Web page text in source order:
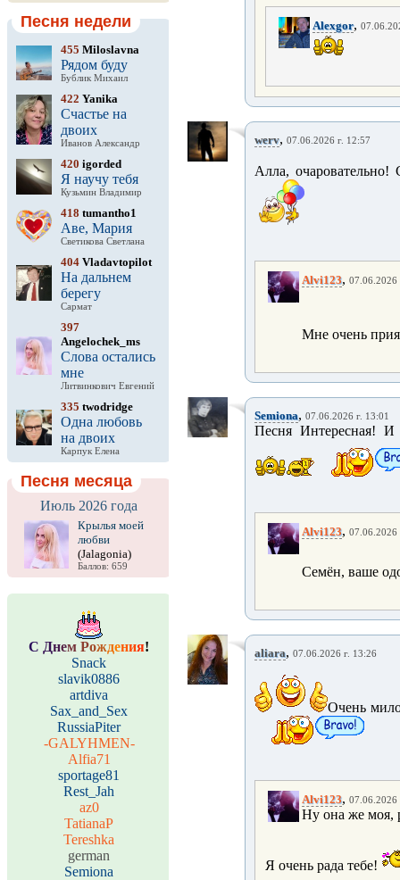
Песня недели
455 Miloslavna
Рядом буду
Бублик Михаил
422 Yanika
Счастье на
двоих
Иванов Александр
420 igorded
Я научу тебя
Кузьмин Владимир
418 tumantho1
Аве, Мария
Светикова Светлана
404 Vladavtopilot
На дальнем
берегу
Сармат
397
Angelochek_ms
Слова остались
мне
Литвинкович Евгений
335 twodridge
Одна любовь
на двоих
Карпук Елена
Песня месяца
Июль 2026 года
Крылья моей
любви
(Jalagonia)
Баллов: 659
С Днем Рождения!
Snack
slavik0886
artdiva
Sax_and_Sex
RussiaPiter
-GALYHMEN-
Alfia71
sportage81
Rest_Jah
az0
TatianaP
Tereshka
german
Semiona
Alexgor,
werv, 07.06.2026 г. 12:57
Алла,
Alvi123, 07.06.2026
Мне очень
Semiona, 07.06.2026 г. 13:01
Песня Интересная! И
Alvi123, 07.06.2026
Семён, ваше
aliara, 07.06.2026 г. 13:26
Очень мило
Alvi123, 07.06.2026
Ну она же моя,
Я очень рада тебе!